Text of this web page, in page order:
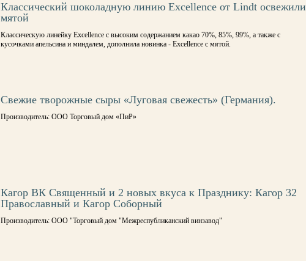
Классический шоколадную линию Excellence от Lindt освежили
мятой
Классическую линейку Excellence c высоким содержанием какао 70%, 85%, 99%, а также с
кусочками апельсина и миндалем, дополнила новинка - Excellence c мятой.
Свежие творожные сыры «Луговая свежесть» (Германия).
Производитель: ООО Торговый дом «ПиР»
Кагор ВК Священный и 2 новых вкуса к Празднику: Кагор 32
Православный и Кагор Соборный
Производитель: ООО "Торговый дом "Межреспубликанский винзавод"